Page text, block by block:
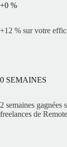
+0 %
+12 % sur votre
0 SEMAINES
2 semaines gagnées
freelances de Remote